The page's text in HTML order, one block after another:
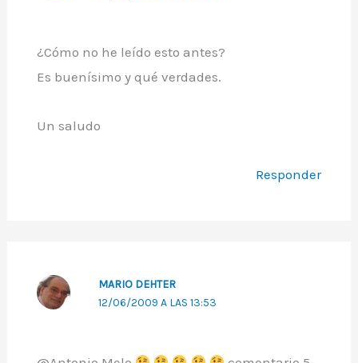
¿Cómo no he leído esto antes?
Es buenísimo y qué verdades.
Un saludo
Responder
MARIO DEHTER
12/06/2009 A LAS 13:53